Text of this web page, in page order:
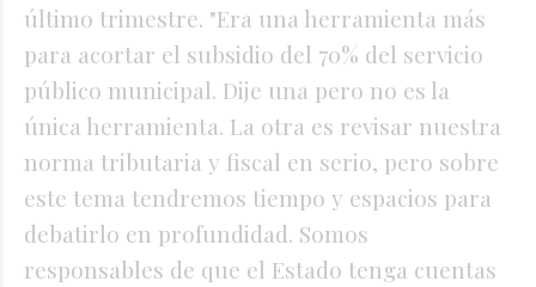
último trimestre. "Era una herramienta más
para acortar el subsidio del 70% del servicio
público municipal. Dije una pero no es la
única herramienta. La otra es revisar nuestra
norma tributaria y fiscal en serio, pero sobre
este tema tendremos tiempo y espacios para
debatirlo en profundidad. Somos
responsables de que el Estado tenga cuentas